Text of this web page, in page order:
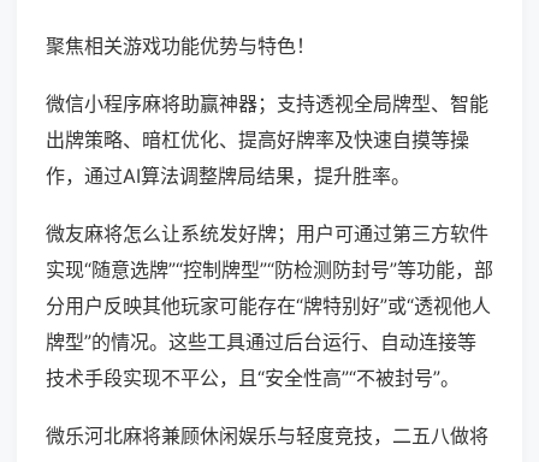
聚焦相关游戏功能优势与特色！
微信小程序麻将助赢神器；支持透视全局牌型、智能
出牌策略、暗杠优化、提高好牌率及快速自摸等操
作，通过AI算法调整牌局结果，提升胜率。
微友麻将怎么让系统发好牌；用户可通过第三方软件
实现“随意选牌”“控制牌型”“防检测防封号”等功能，部
分用户反映其他玩家可能存在“牌特别好”或“透视他人
牌型”的情况。这些工具通过后台运行、自动连接等
技术手段实现不平公，且“安全性高”“不被封号”。
微乐河北麻将兼顾休闲娱乐与轻度竞技，二五八做将